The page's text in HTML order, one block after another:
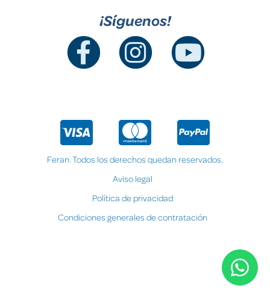
¡Síguenos!
Feran. Todos los derechos quedan reservados.
Aviso legal
Política de privacidad
Condiciones generales de contratación